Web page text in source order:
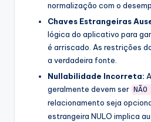
normalização com o
Chaves Estrangeiras
lógica do aplicativo para
é arriscado. As restrições
a verdadeira fonte.
Nullabilidade Incorreta:
geralmente devem ser NÃO
relacionamento seja
estrangeira NULO implica